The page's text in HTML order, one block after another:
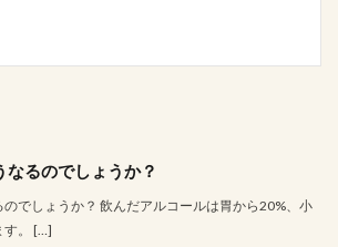
なるのでしょうか？
でしょうか？ 飲んだアルコールは胃から20%、小
す。 […]